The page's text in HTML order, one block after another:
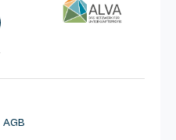
AGB